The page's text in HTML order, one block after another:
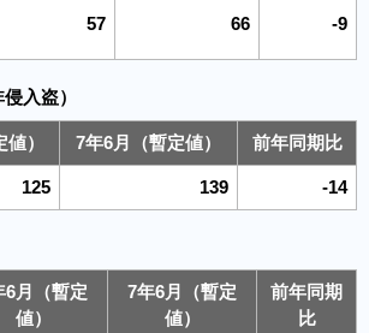
57 66 -9
入盗）
） 7年6月（暫定値） 前年同期比
125 139 -14
6月（暫定
値）
7年6月（暫定
値）
前年同期
比